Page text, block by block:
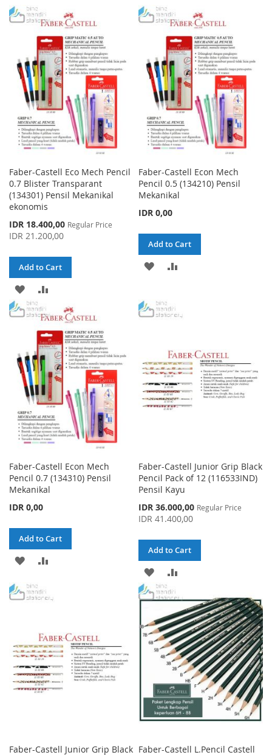
TO
WISH
LIST
COMPARE
WISH
LIST
COMPARE
Faber-Castell Eco Mech Pencil
0.7 Blister Transparant
(134301) Pensil Mekanikal
ekonomis
Special
Price
IDR 18.400,00 Regular Price
IDR 21.200,00
Add to Cart
ADD
TO
WISH
LIST
COMPARE
Faber-Castell Econ Mech
Pencil 0.5 (134210) Pensil
Mekanikal
IDR 0,00
Add to Cart
ADD
WISH
Faber-Castell Econ Mech
Pencil 0.7 (134310) Pensil
Mekanikal
IDR 0,00
Add to Cart
ADD
WISHCOMPARE
Faber-Castell Junior Grip Black
Pencil Pack of 12 (116533IND)
Pensil Kayu
Special
Price
IDR 36.000,00 Regular Price
IDR 41.400,00
Add to Cart
ADD
TO
WISH
LIST
COMPARE
Faber-Castell Junior Grip Black Faber-Castell L.Pencil Castell